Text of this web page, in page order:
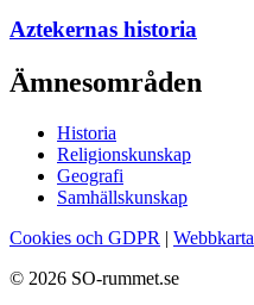
Aztekernas historia
Ämnesområden
Historia
Religionskunskap
Geografi
Samhällskunskap
Cookies och GDPR | Webbkarta
© 2026 SO-rummet.se